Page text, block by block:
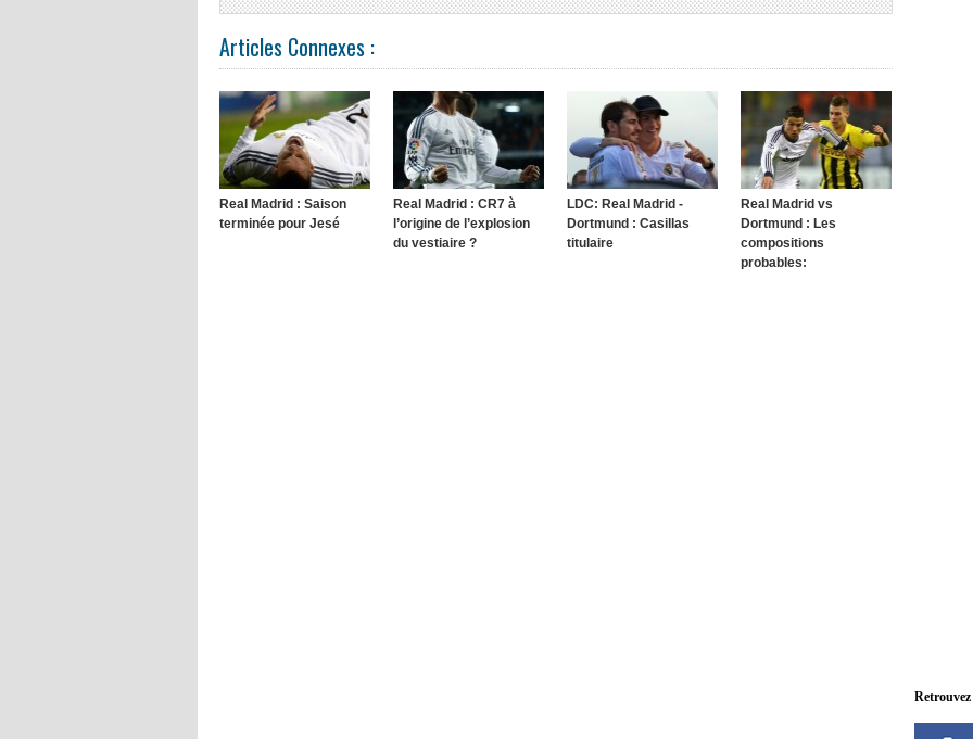
Articles Connexes :
Real Madrid : Saison
terminée pour Jesé
Real Madrid : CR7 à
l’origine de l’explosion
du vestiaire ?
LDC: Real Madrid -
Dortmund : Casillas
titulaire
Real Madrid vs
Dortmund : Les
compositions
probables: